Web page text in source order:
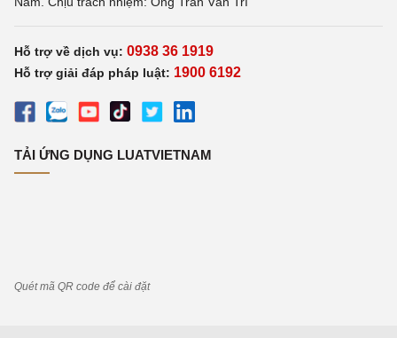
Hỗ trợ về dịch vụ: 0938 36 1919
Hỗ trợ giải đáp pháp luật: 1900 6192
TẢI ỨNG DỤNG LUATVIETNAM
Quét mã QR code để cài đặt